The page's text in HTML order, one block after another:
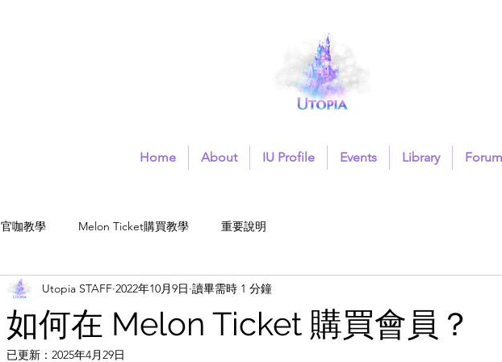
Home About IU Profile Events Library Forum
官咖教學 Melon Ticket購買教學 重要說明
如何在 Melon Ticket 購買會員？
Utopia STAFF 2022年10月9日 讀畢需時 1 分鐘
已更新： 2025年4月29日